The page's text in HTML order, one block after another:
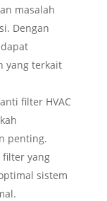
masalah
Dengan
yang terkait
filter HVAC
penting.
filter yang
sistem